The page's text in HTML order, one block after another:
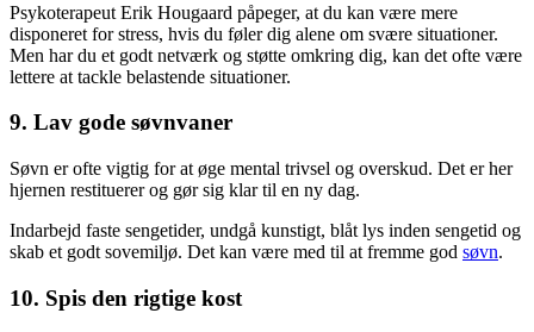
Psykoterapeut Erik Hougaard påpeger, at du kan være mere
disponeret for stress, hvis du føler dig alene om svære situationer.
Men har du et godt netværk og støtte omkring dig, kan det ofte være
lettere at tackle belastende situationer.
9. Lav gode søvnvaner
Søvn er ofte vigtig for at øge mental trivsel og overskud. Det er her
hjernen restituerer og gør sig klar til en ny dag.
Indarbejd faste sengetider, undgå kunstigt, blåt lys inden sengetid og
skab et godt sovemiljø. Det kan være med til at fremme god søvn.
10. Spis den rigtige kost